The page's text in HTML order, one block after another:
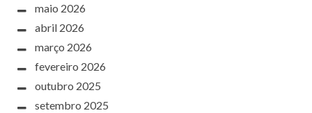
maio 2026
abril 2026
março 2026
fevereiro 2026
outubro 2025
setembro 2025